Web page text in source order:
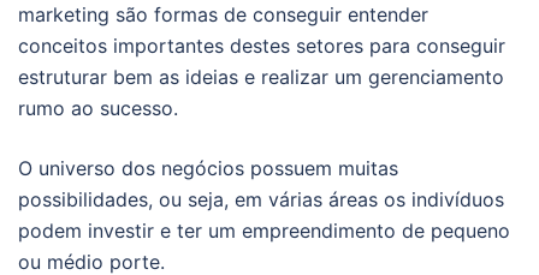
marketing são formas de conseguir entender
conceitos importantes destes setores para conseguir
estruturar bem as ideias e realizar um gerenciamento
rumo ao sucesso.
O universo dos negócios possuem muitas
possibilidades, ou seja, em várias áreas os indivíduos
podem investir e ter um empreendimento de pequeno
ou médio porte.